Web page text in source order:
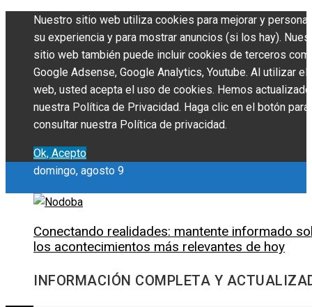
Nuestro sitio web utiliza cookies para mejorar y
su experiencia y para mostrar anuncios (si los hay).
sitio web también puede incluir cookies de terceros
Google Adsense, Google Analytics, Youtube. Al utilizar
web, usted acepta el uso de cookies. Hemos actualizado
nuestra Política de Privacidad. Haga clic en el botón para
consultar nuestra Política de privacidad.
Ok, Acepto
domingo, agosto 9
Conectando realidades: mantente informado
los acontecimientos más relevantes de hoy
INFORMACIÓN COMPLETA Y